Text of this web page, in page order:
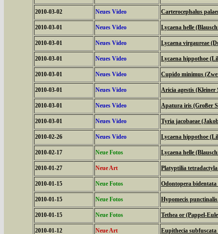
2010-03-02 Neues Video Carterocephalus
2010-03-01 Neues Video Lycaena helle
2010-03-01 Neues Video Lycaena virgaureae
2010-03-01 Neues Video Lycaena hippothoe
2010-03-01 Neues Video Cupido minimus
2010-03-01 Neues Video Aricia agestis (Kleiner
2010-03-01 Neues Video Apatura iris (Großer
2010-03-01 Neues Video Tyria jacobaeae
2010-02-26 Neues Video Lycaena hippothoe
2010-02-17 Neue Fotos Lycaena helle
2010-01-27 Neue Art Platyptilia
2010-01-15 Neue Fotos Odontopera
2010-01-15 Neue Fotos Hypomecis
2010-01-15 Neue Fotos Tethea or (Pappel-
2010-01-12 Neue Art Eupithecia